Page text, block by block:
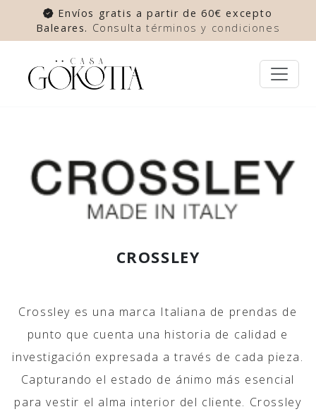
Envíos gratis a partir de 60€ excepto
Baleares. Consultatérminos y condiciones
CROSSLEY
Crossley es una marca Italiana de prendas de
punto que cuenta una historia de calidad e
investigación expresada a través de cada pieza.
Capturando el estado de ánimo más esencial
para vestir el alma interior del cliente. Crossley